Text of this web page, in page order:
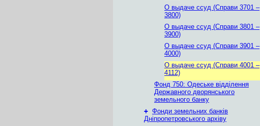
О выдаче ссуд (Справи 3701 –
3800)
О выдаче ссуд (Справи 3801 –
3900)
О выдаче ссуд (Справи 3901 –
4000)
О выдаче ссуд (Справи 4001 –
4112)
Фонд 750: Одеське відділення
Державного дворянського
земельного банку
+ Фонди земельних банків
Дніпропетровського архіву